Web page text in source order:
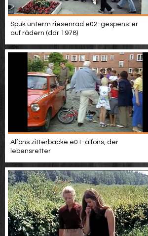
Spuk unterm riesenrad e02-gespenster
auf rädern (ddr 1978)
Alfons zitterbacke e01-alfons, der
lebensretter